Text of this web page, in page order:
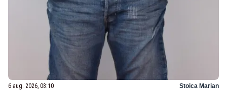
6 aug. 2026, 08:10 Stoica Marian